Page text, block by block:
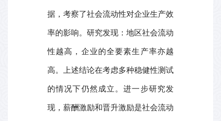
据，考察了社会流动性对企业生产效
率的影响。研究发现：地区社会流动
性越高，企业的全要素生产率亦越
高。上述结论在考虑多种稳健性测试
的情况下仍然成立。进一步研究发
现，薪酬激励和晋升激励是社会流动